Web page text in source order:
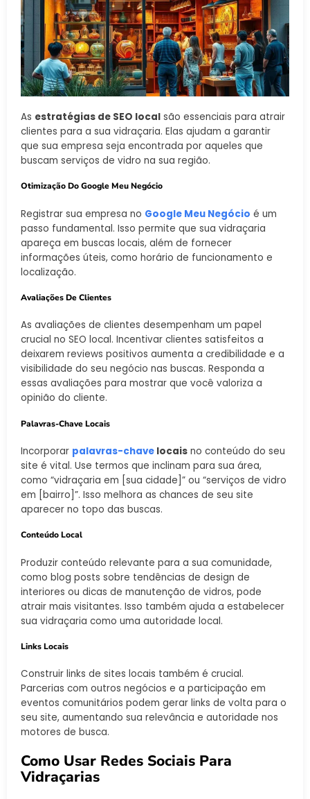
As estratégias de SEO local são essenciais para atrair
clientes para a sua vidraçaria. Elas ajudam a garantir
que sua empresa seja encontrada por aqueles que
buscam serviços de vidro na sua região.
Otimização Do Google Meu Negócio
Registrar sua empresa no Google Meu Negócio é um
passo fundamental. Isso permite que sua vidraçaria
apareça em buscas locais, além de fornecer
informações úteis, como horário de funcionamento e
localização.
Avaliações De Clientes
As avaliações de clientes desempenham um papel
crucial no SEO local. Incentivar clientes satisfeitos a
deixarem reviews positivos aumenta a credibilidade e a
visibilidade do seu negócio nas buscas. Responda a
essas avaliações para mostrar que você valoriza a
opinião do cliente.
Palavras-Chave Locais
Incorporar palavras-chave locais no conteúdo do seu
site é vital. Use termos que inclinam para sua área,
como “vidraçaria em [sua cidade]” ou “serviços de vidro
em [bairro]”. Isso melhora as chances de seu site
aparecer no topo das buscas.
Conteúdo Local
Produzir conteúdo relevante para a sua comunidade,
como blog posts sobre tendências de design de
interiores ou dicas de manutenção de vidros, pode
atrair mais visitantes. Isso também ajuda a estabelecer
sua vidraçaria como uma autoridade local.
Links Locais
Construir links de sites locais também é crucial.
Parcerias com outros negócios e a participação em
eventos comunitários podem gerar links de volta para o
seu site, aumentando sua relevância e autoridade nos
motores de busca.
Como Usar Redes Sociais Para
Vidraçarias